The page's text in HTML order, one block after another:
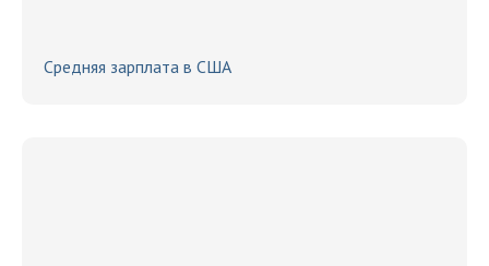
Средняя зарплата в США